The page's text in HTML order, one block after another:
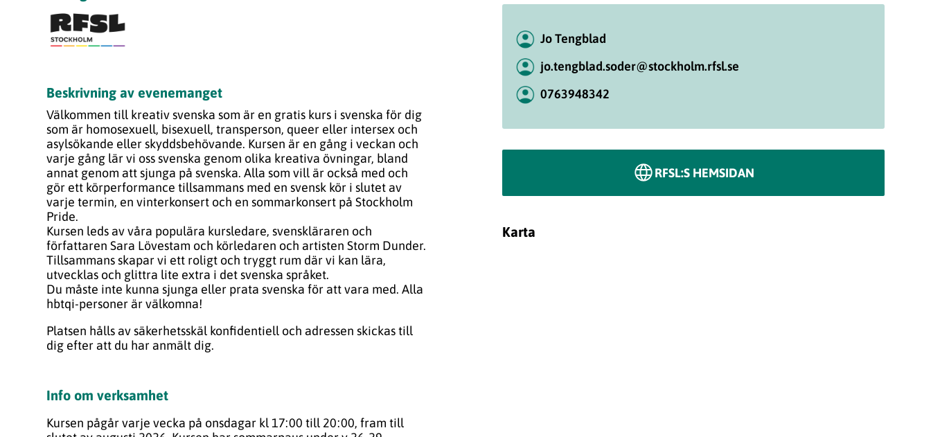
Beskrivning av evenemanget
Välkommen till kreativ svenska som är en gratis kurs i svenska för dig
som är homosexuell, bisexuell, transperson, queer eller intersex och
asylsökande eller skyddsbehövande. Kursen är en gång i veckan och
varje gång lär vi oss svenska genom olika kreativa övningar, bland
annat genom att sjunga på svenska. Alla som vill är också med och
gör ett körperformance tillsammans med en svensk kör i slutet av
varje termin, en vinterkonsert och en sommarkonsert på Stockholm
Pride.
Kursen leds av våra populära kursledare, svenskläraren och
författaren Sara Lövestam och körledaren och artisten Storm Dunder.
Tillsammans skapar vi ett roligt och tryggt rum där vi kan lära,
utvecklas och glittra lite extra i det svenska språket.
Du måste inte kunna sjunga eller prata svenska för att vara med. Alla
hbtqi-personer är välkomna!
Platsen hålls av säkerhetsskäl konfidentiell och adressen skickas till
dig efter att du har anmält dig.
Info om verksamhet
Kursen pågår varje vecka på onsdagar kl 17:00 till 20:00, fram till
Jo Tengblad
jo.tengblad.soder@stockholm.rfsl.se
0763948342
RFSL:S HEMSIDAN
Karta